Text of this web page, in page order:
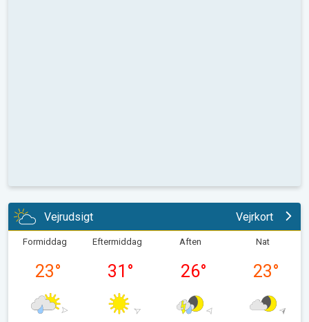
Vejrudsigt Vejrkort
Formiddag
23°
Eftermiddag
31 °
Aften
26°
Nat
23°